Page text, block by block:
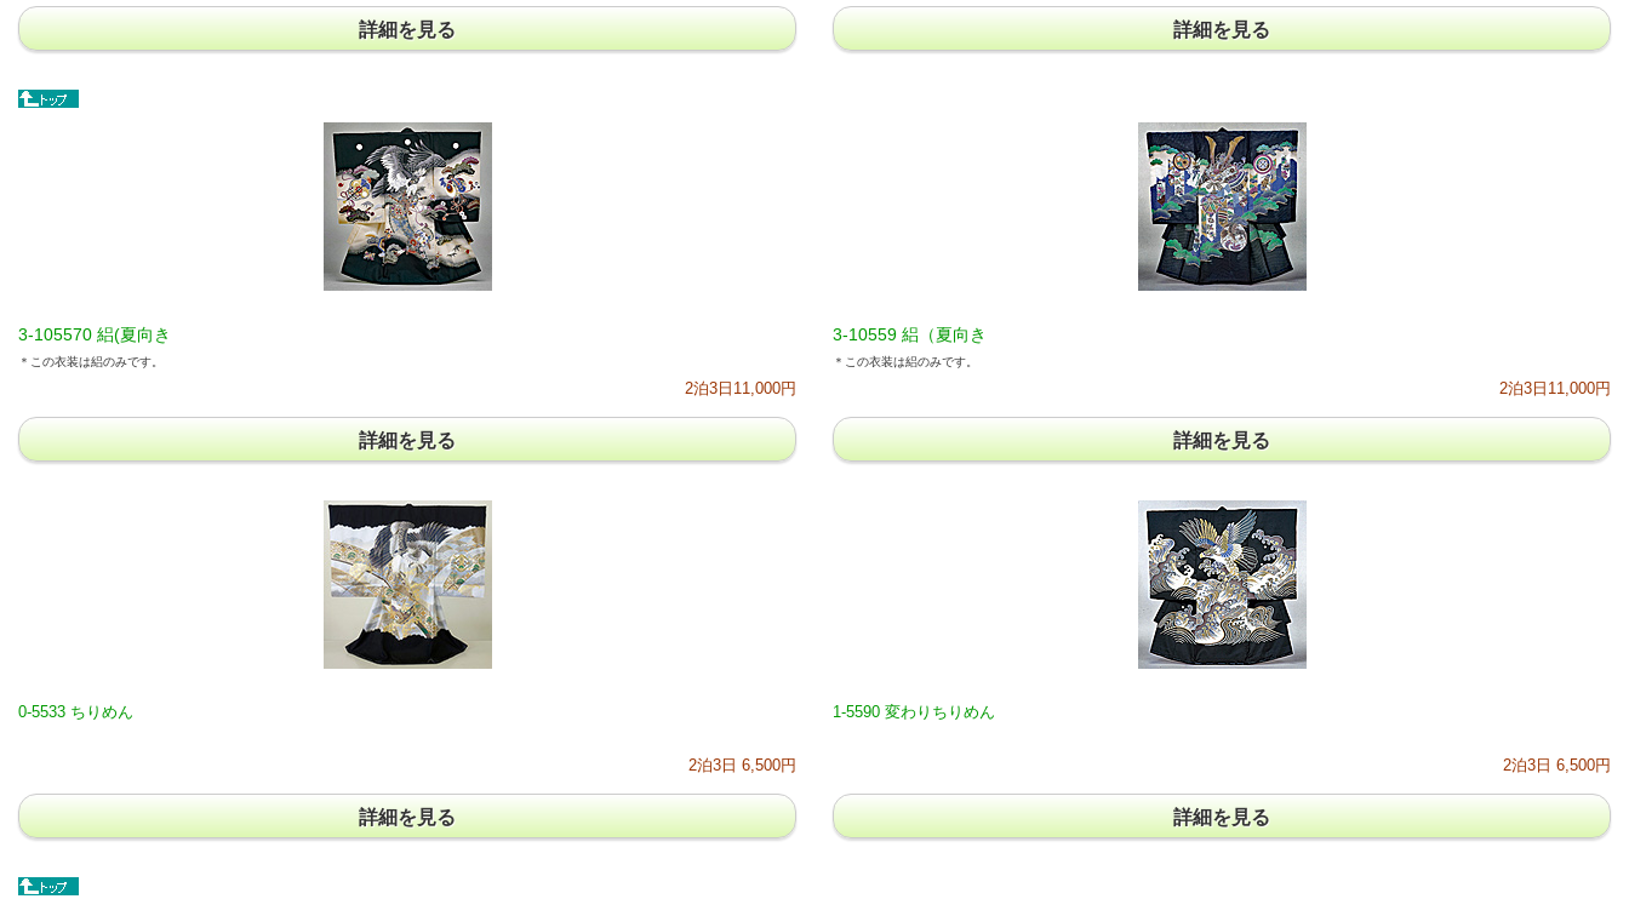
詳細を見る 詳細を見る
3-105570 絽(夏向き
＊この衣装は絽のみです。
2泊3日11,000円
詳細を見る
3-10559 絽（夏向き
＊この衣装は絽のみです。
2泊3日11,000円
詳細を見る
0-5533 ちりめん
2泊3日 6,500円
詳細を見る
1-5590 変わりちりめん
2泊3日 6,500円
詳細を見る